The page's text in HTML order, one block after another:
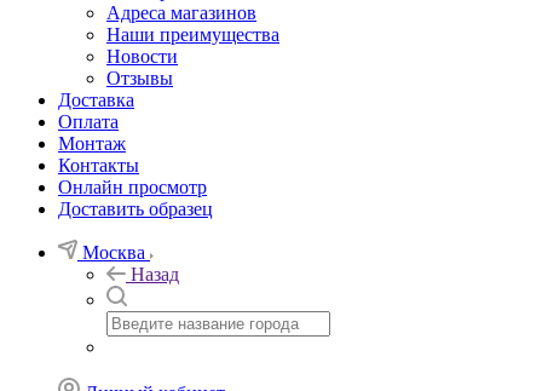
Адреса магазинов
Наши преимущества
Новости
Отзывы
Доставка
Оплата
Монтаж
Контакты
Онлайн просмотр
Доставить образец
Москва
Назад